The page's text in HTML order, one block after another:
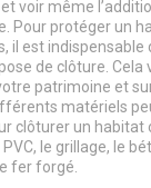
voir même
Pour protéger un
il est indispensable
de clôture. Cela
patrimoine et
matériels
clôturer un habitat
le grillage, le
fer forgé.